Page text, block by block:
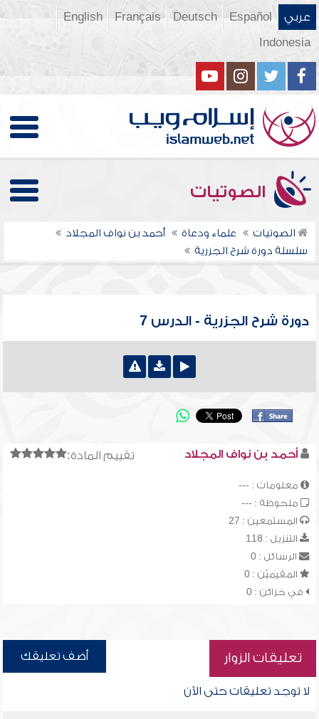
عربي Español
Deutsch
Français
English
Indonesia
الصوتيات
الصوتيات علماء ودعاة
أحمد بن نواف المجلاد
سلسلة دورة شرح الجزرية
دورة شرح الجزرية - الدرس 7
تقييم المادة: أحمد بن نواف المجلاد
معلومات : ---
ملحوظة : ---
المستمعين : 27
التنزيل : 118
الرسائل : 0
المقيميّن : 0
في خزائن : 0
تعليقات الزوار أضف تعليقك
لا توجد تعليقات حتى الآن